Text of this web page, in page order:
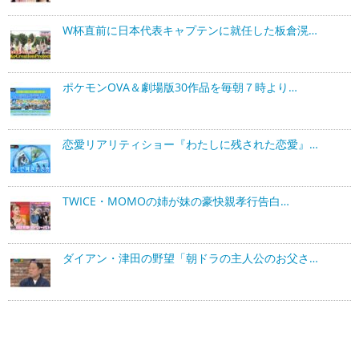
W杯直前に日本代表キャプテンに就任した板倉滉…
ポケモンOVA＆劇場版30作品を毎朝７時より…
恋愛リアリティショー『わたしに残された恋愛』…
TWICE・MOMOの姉が妹の豪快親孝行告白…
ダイアン・津田の野望「朝ドラの主人公のお父さ…